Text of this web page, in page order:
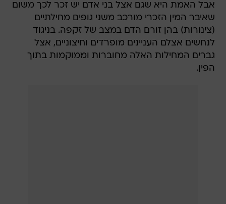
אבל האמת היא שגם אצל בני אדם יש זכר לכך משום
שאיבר המין הזכרי מורכב משני גופים מחילתיים
(צינורות) בהן זורם הדם במצב של זקפה. בניגוד
לנחשים אצלם העניינים מופרדים וחיצוניים, אצל
גברים המחילות האלה מחוברות וממוקמות בתוך
הפין.